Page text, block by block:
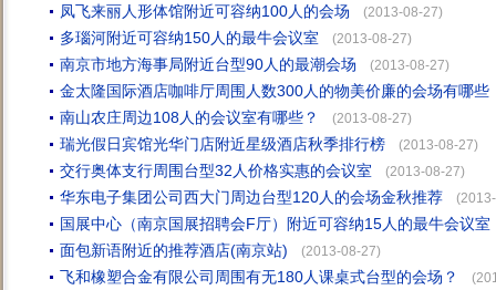
凤飞来丽人形体馆附近可容纳100人的会场 (2013-08-27)
多瑙河附近可容纳150人的最牛会议室 (2013-08-27)
南京市地方海事局附近台型90人的最潮会场 (2013-08-27)
金太隆国际酒店咖啡厅周围人数300人的物美价廉的会场有哪些
南山农庄周边108人的会议室有哪些？
(2013-08-27)
瑞光假日宾馆光华门店附近星级酒店秋季排行榜 (2013-08-27)
交行奥体支行周围台型32人价格实惠的会议室 (2013-08-27)
华东电子集团公司西大门周边台型120人的会场金秋推荐
国展中心（南京国展招聘会F厅）附近可容纳15人的最牛会议室
面包新语附近的推荐酒店(南京站)
(2013-08-27)
飞和橡塑合金有限公司周围有无180人课桌式台型的会场？